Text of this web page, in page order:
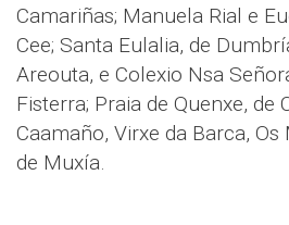
Camariñas; Manuela Rial e
Cee; Santa Eulalia, de
Areouta, e Colexio Nsa
Fisterra; Praia de Quenxe, de
Caamaño, Virxe da Barca,
de Muxía.